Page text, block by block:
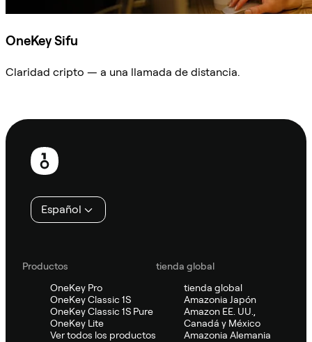
OneKey Sifu
Claridad cripto — a una llamada de distancia.
Pie
página
Español
Productos
OneKey Pro
OneKey Classic 1S
OneKey Classic 1S Pure
OneKey Lite
Ver todos los productos
tienda global
tienda global
Amazonia Japón
Amazon EE. UU.,
Canadá y México
Amazonia Alemania